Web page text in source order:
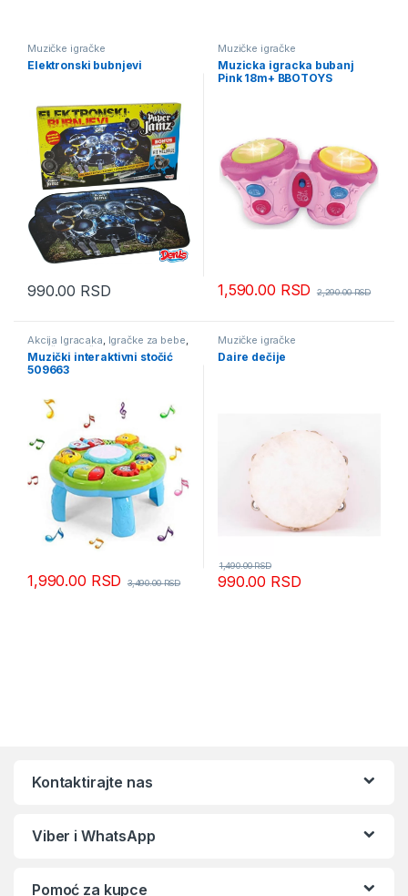
Muzičke igračke
Elektronski bubnjevi
990.00 RSD
Muzičke igračke
Muzicka igracka bubanj
Pink 18m+ BBOTOYS
1,590.00 RSD 2,290.00RSD
Akcija Igracaka Igračke za bebe
Muzičke igračke
Muzički interaktivni stočić
509663
1,990.00 RSD 3,490.00RSD
Muzičke igračke
Daire dečije
990.00 RSD
1,490.00RSD
Kontaktirajte nas
Viber i WhatsApp
Pomoć za kupce